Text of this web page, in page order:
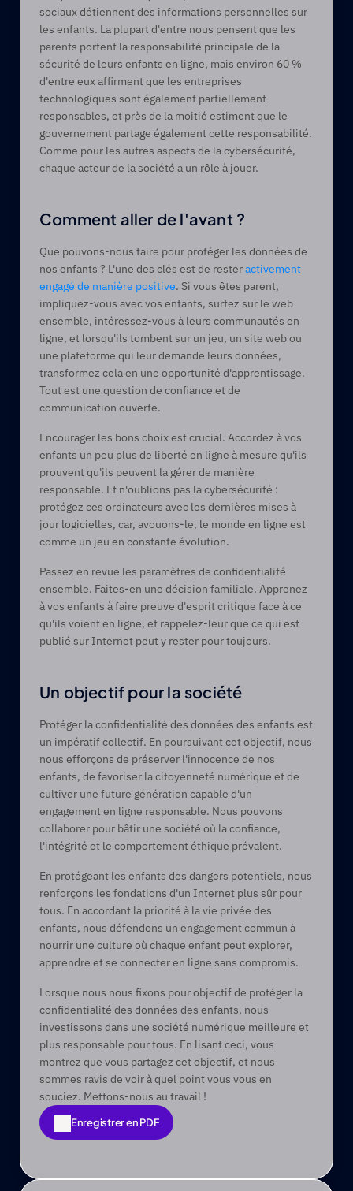
sociaux détiennent des informations personnelles sur
les enfants. La plupart d'entre nous pensent que les
parents portent la responsabilité principale de la
sécurité de leurs enfants en ligne, mais environ 60 %
d'entre eux affirment que les entreprises
technologiques sont également partiellement
responsables, et près de la moitié estiment que le
gouvernement partage également cette responsabilité.
Comme pour les autres aspects de la cybersécurité,
chaque acteur de la société a un rôle à jouer.
Comment aller de l'avant ?
Que pouvons-nous faire pour protéger les données de
nos enfants ? L'une des clés est de rester activement
engagé de manière positive. Si vous êtes parent,
impliquez-vous avec vos enfants, surfez sur le web
ensemble, intéressez-vous à leurs communautés en
ligne, et lorsqu'ils tombent sur un jeu, un site web ou
une plateforme qui leur demande leurs données,
transformez cela en une opportunité d'apprentissage.
Tout est une question de confiance et de
communication ouverte.
Encourager les bons choix est crucial. Accordez à vos
enfants un peu plus de liberté en ligne à mesure qu'ils
prouvent qu'ils peuvent la gérer de manière
responsable. Et n'oublions pas la cybersécurité :
protégez ces ordinateurs avec les dernières mises à
jour logicielles, car, avouons-le, le monde en ligne est
comme un jeu en constante évolution.
Passez en revue les paramètres de confidentialité
ensemble. Faites-en une décision familiale. Apprenez
à vos enfants à faire preuve d'esprit critique face à ce
qu'ils voient en ligne, et rappelez-leur que ce qui est
publié sur Internet peut y rester pour toujours.
Un objectif pour la société
Protéger la confidentialité des données des enfants est
un impératif collectif. En poursuivant cet objectif, nous
nous efforçons de préserver l'innocence de nos
enfants, de favoriser la citoyenneté numérique et de
cultiver une future génération capable d'un
engagement en ligne responsable. Nous pouvons
collaborer pour bâtir une société où la confiance,
l'intégrité et le comportement éthique prévalent.
En protégeant les enfants des dangers potentiels, nous
renforçons les fondations d'un Internet plus sûr pour
tous. En accordant la priorité à la vie privée des
enfants, nous défendons un engagement commun à
nourrir une culture où chaque enfant peut explorer,
apprendre et se connecter en ligne sans compromis.
Lorsque nous nous fixons pour objectif de protéger la
confidentialité des données des enfants, nous
investissons dans une société numérique meilleure et
plus responsable pour tous. En lisant ceci, vous
montrez que vous partagez cet objectif, et nous
sommes ravis de voir à quel point vous vous en
souciez. Mettons-nous au travail !
Enregistrer en PDF
Enregistrer en PDF